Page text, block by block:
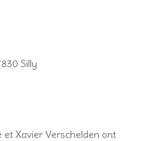
Silly
et Xavier Verschelden ont